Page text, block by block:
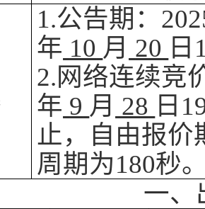
1.公告期 ： 20
年 10 月 20 日
2.网络连续竞
年 9 月 28 日 1
止，自由报价
周期为180秒
一、